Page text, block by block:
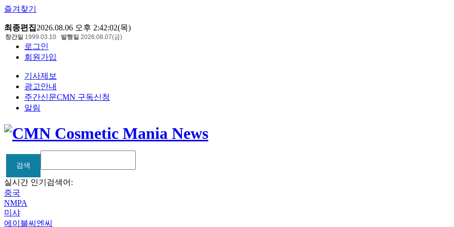
즐겨찾기
최종편집2026.08.06 오후 2:42:02(목)
로그인
회원가입
기사제보
광고안내
주간신문CMN 구독신청
알림
창간일 1999.03.10 발행일 2026.08.07(금)
검색
검색
실시간 인기검색어:
중국
NMPA
미샤
에이블씨엔씨